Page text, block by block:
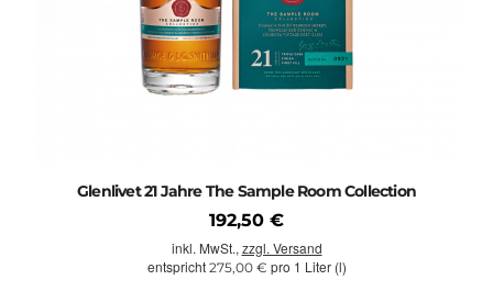
Glenlivet 21 Jahre The Sample Room Collection
192,50 €
inkl. MwSt., zzgl. Versand
entspricht 275,00 € pro 1 Liter (l)